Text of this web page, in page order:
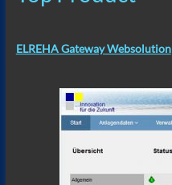
ELREHA Gateway Websolution